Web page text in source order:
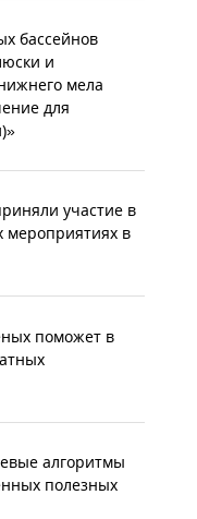
бассейнов
и
мела
для
участие в
мероприятиях в
поможет в
алгоритмы
полезных